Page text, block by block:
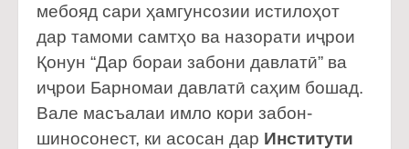
мебояд сари ҳамгунсозии истилоҳот
дар тамоми самтҳо ва назорати иҷрои
Қонун “Дар бораи забони давлатӣ” ва
иҷрои Барномаи давлатӣ саҳим бошад.
Вале масъалаи имло кори забон-
шиносонест, ки асосан дар Институти